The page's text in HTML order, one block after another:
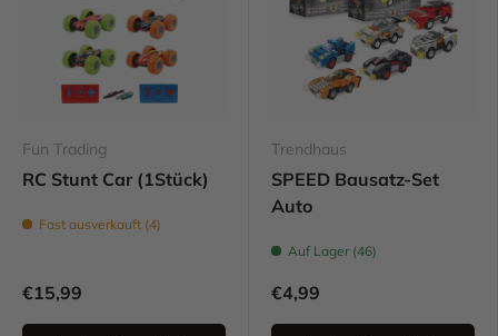
Fun Trading
RC Stunt Car (1Stück)
Fast ausverkauft (4)
€15,99
Trendhaus
SPEED Bausatz-Set
Auto
Auf Lager (46)
€4,99